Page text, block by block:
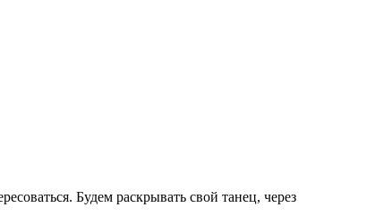
Будем раскрывать свой танец, через